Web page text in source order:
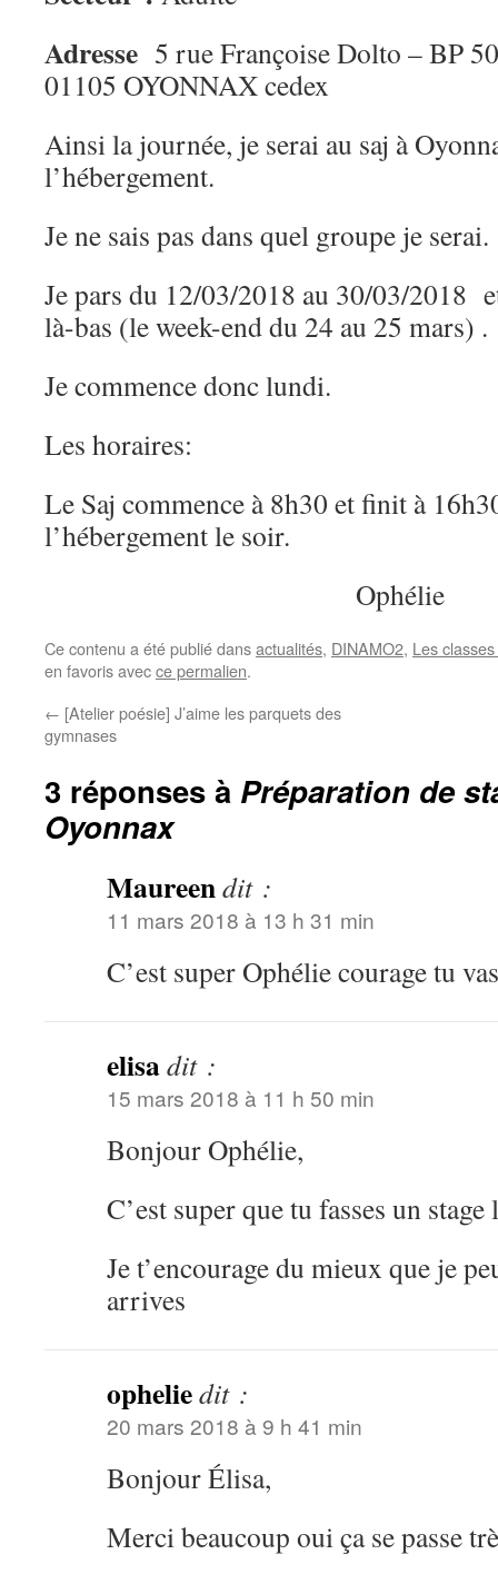
Adresse 5 rue Françoise Dolto – BP
01105 OYONNAX cedex
Ainsi la journée, je serai au saj à
l’hébergement.
Je ne sais pas dans quel groupe je serai.
Je pars du 12/03/2018 au 30/03/2018
là-bas (le week-end du 24 au 25 mars) .
Je commence donc lundi.
Les horaires:
Le Saj commence à 8h30 et finit à
l’hébergement le soir.
Ophélie
Ce contenu a été publié dansactualités, DINAMO2, Les
en favoris avecce permalien.
← [Atelier poésie] J’aime les parquets des
gymnases
3 réponses à Préparation de
Oyonnax
Maureendit :
11 mars 2018 à 13 h 31 min
C’est super Ophélie courage tu
elisadit :
15 mars 2018 à 11 h 50 min
Bonjour Ophélie,
C’est super que tu fasses un stage
Je t’encourage du mieux que je
arrives
opheliedit :
20 mars 2018 à 9 h 41 min
Bonjour Élisa,
Merci beaucoup oui ça se passe